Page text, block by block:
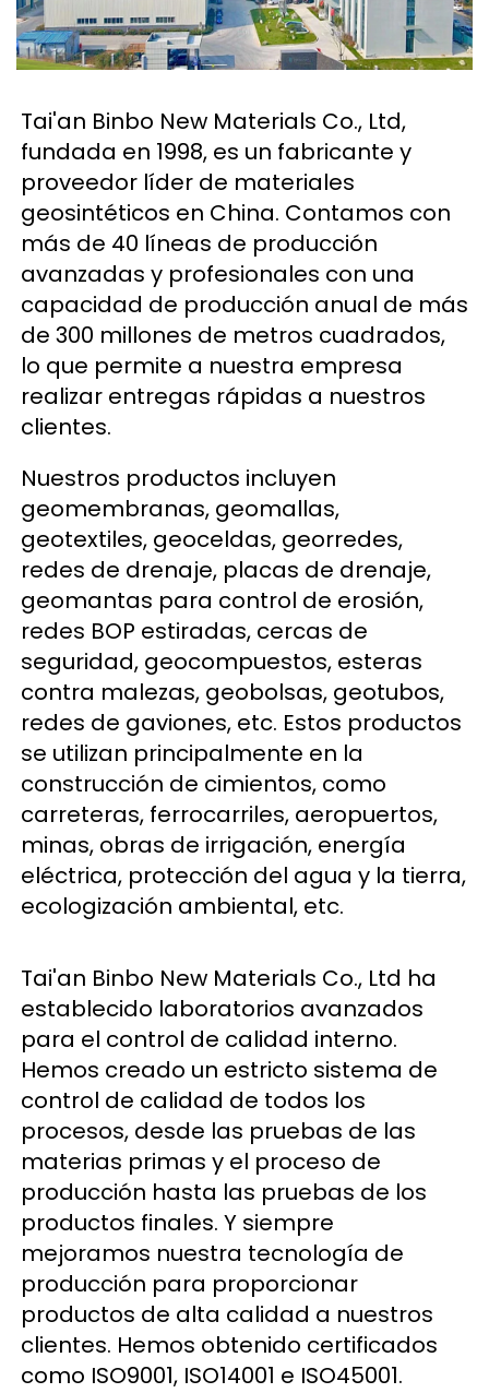
Tai'an Binbo New Materials Co., Ltd,
fundada en 1998, es un fabricante y
proveedor líder de materiales
geosintéticos en China. Contamos con
más de 40 líneas de producción
avanzadas y profesionales con una
capacidad de producción anual de más
de 300 millones de metros cuadrados,
lo que permite a nuestra empresa
realizar entregas rápidas a nuestros
clientes.
Nuestros productos incluyen
geomembranas, geomallas,
geotextiles, geoceldas, georredes,
redes de drenaje, placas de drenaje,
geomantas para control de erosión,
redes BOP estiradas, cercas de
seguridad, geocompuestos, esteras
contra malezas, geobolsas, geotubos,
redes de gaviones, etc. Estos productos
se utilizan principalmente en la
construcción de cimientos, como
carreteras, ferrocarriles, aeropuertos,
minas, obras de irrigación, energía
eléctrica, protección del agua y la tierra,
ecologización ambiental, etc.
Tai'an Binbo New Materials Co., Ltd ha
establecido laboratorios avanzados
para el control de calidad interno.
Hemos creado un estricto sistema de
control de calidad de todos los
procesos, desde las pruebas de las
materias primas y el proceso de
producción hasta las pruebas de los
productos finales. Y siempre
mejoramos nuestra tecnología de
producción para proporcionar
productos de alta calidad a nuestros
clientes. Hemos obtenido certificados
como ISO9001, ISO14001 e ISO45001.